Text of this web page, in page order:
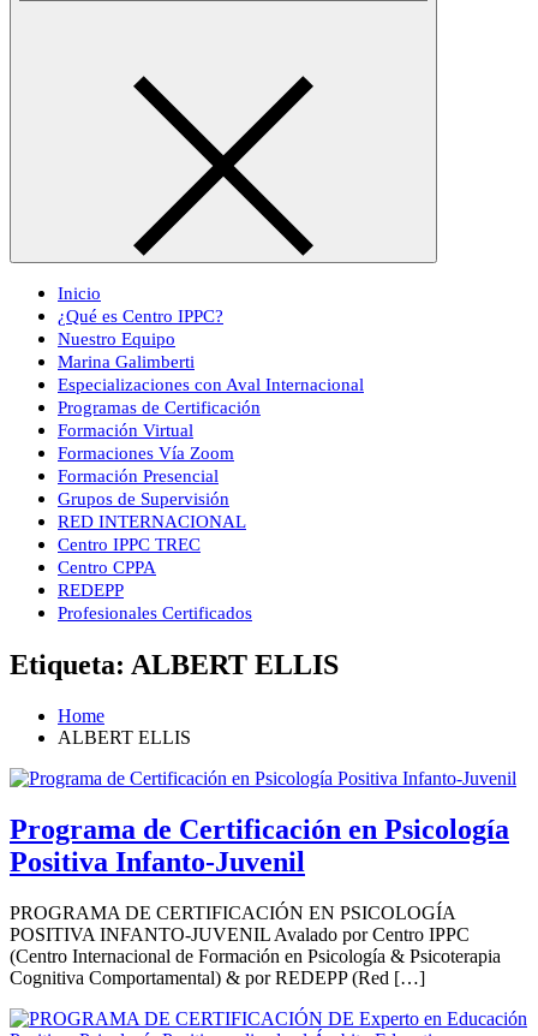
Inicio
¿Qué es Centro IPPC?
Nuestro Equipo
Marina Galimberti
Especializaciones con Aval Internacional
Programas de Certificación
Formación Virtual
Formaciones Vía Zoom
Formación Presencial
Grupos de Supervisión
RED INTERNACIONAL
Centro IPPC TREC
Centro CPPA
REDEPP
Profesionales Certificados
Etiqueta: ALBERT ELLIS
Home
ALBERT ELLIS
Programa de Certificación en Psicología
Positiva Infanto-Juvenil
PROGRAMA DE CERTIFICACIÓN EN PSICOLOGÍA
POSITIVA INFANTO-JUVENIL Avalado por Centro IPPC
(Centro Internacional de Formación en Psicología & Psicoterapia
Cognitiva Comportamental) & por REDEPP (Red […]